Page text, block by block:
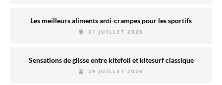
Les meilleurs aliments anti-crampes pour les sportifs
31 JUILLET 2026
Sensations de glisse entre kitefoil et kitesurf classique
29 JUILLET 2026